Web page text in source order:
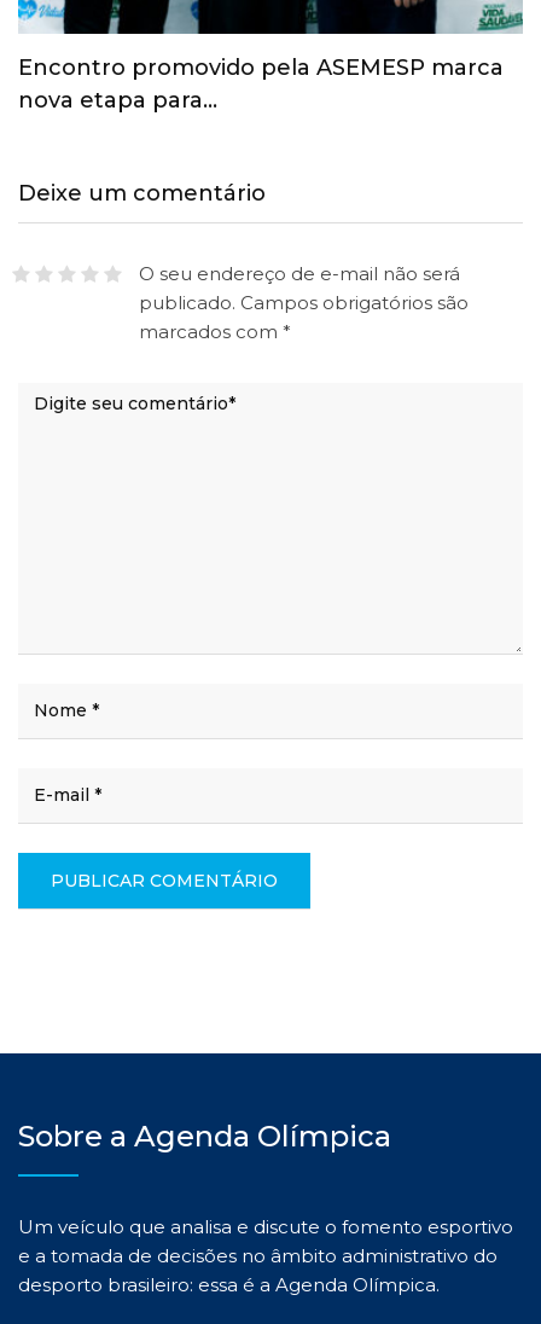
Esporte ganha espaço na agenda
econômica e mobiliza…
Deixe um comentário
O seu endereço de e-mail não será
publicado. Campos obrigatórios são
marcados com *
Sobre a Agenda Olímpica
Um veículo que analisa e discute o fomento esportivo
e a tomada de decisões no âmbito administrativo do
desporto brasileiro: essa é a Agenda Olímpica.